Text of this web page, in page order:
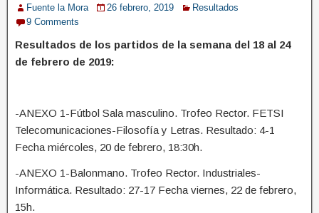
Fuente la Mora 26 febrero, 2019
Resultados
9 Comments
Resultados de los partidos de la semana del 18 al 24
de febrero de 2019:
-ANEXO 1-Fútbol Sala masculino. Trofeo Rector. FETSI
Telecomunicaciones-Filosofía y Letras. Resultado: 4-1
Fecha miércoles, 20 de febrero, 18:30h.
-ANEXO 1-Balonmano. Trofeo Rector. Industriales-
Informática. Resultado: 27-17 Fecha viernes, 22 de febrero,
15h.